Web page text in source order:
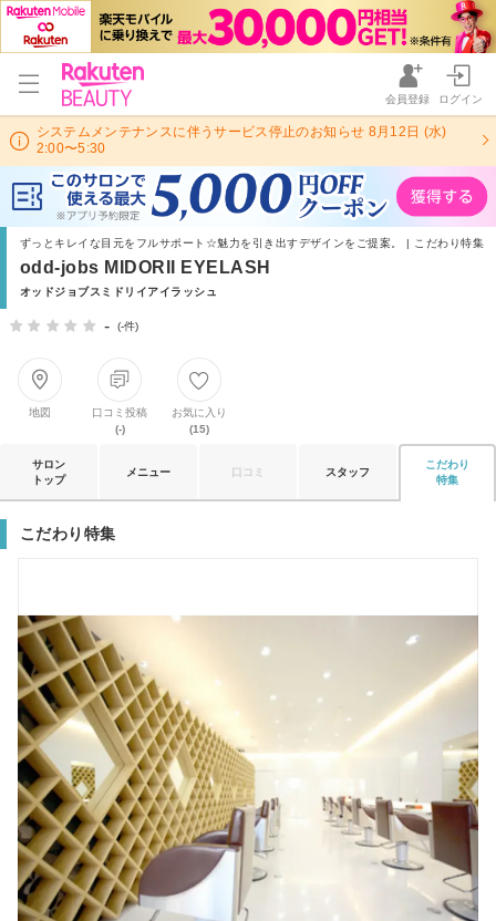
会員登録 ログイン
システムメンテナンスに伴うサービス停止のお知らせ 8月12日 (水)
2:00〜5:30
ずっとキレイな目元をフルサポート☆魅力を引き出すデザインをご提案。 | こだわり特集
odd-jobs MIDORII EYELASH
オッドジョブスミドリイアイラッシュ
- (-件)
地図
口コミ投稿
(-)
お気に入り
(15)
サロン
トップ
メニュー 口コミ スタッフ
こだわり
特集
こだわり特集